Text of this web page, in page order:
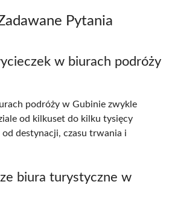
Pytania
w biurach podróży
podróży w Gubinie zwykle
od kilkuset do kilku tysięcy
od destynacji, czasu trwania i
biura turystyczne w